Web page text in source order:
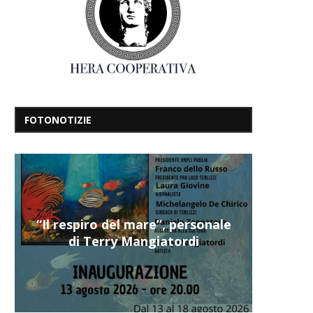
FOTONOTIZIE
“Il respiro del mare”, personale
di Terry Mangiatordi